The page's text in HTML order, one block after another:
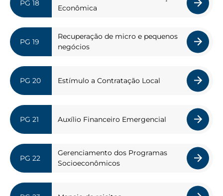
Econômica
Recuperação de micro e pequenos
negócios
Estímulo a Contratação Local
Auxílio Financeiro Emergencial
Gerenciamento dos Programas
Socioeconômicos